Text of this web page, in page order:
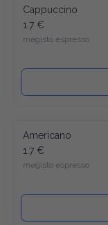
Cappuccino
1.7 €
megisto espresso
Americano
1.7 €
megisto espresso